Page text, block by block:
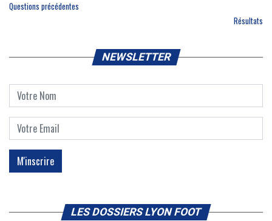
Questions précédentes
Résultats
NEWSLETTER
LES DOSSIERS LYON FOOT